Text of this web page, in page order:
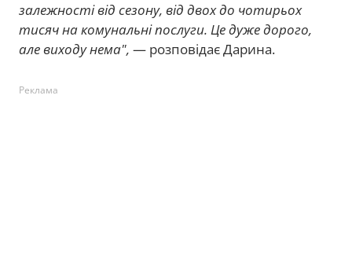
залежності від сезону, від двох до чотирьох
тисяч на комунальні послуги. Це дуже дорого,
але виходу нема", — розповідає Дарина.
Реклама